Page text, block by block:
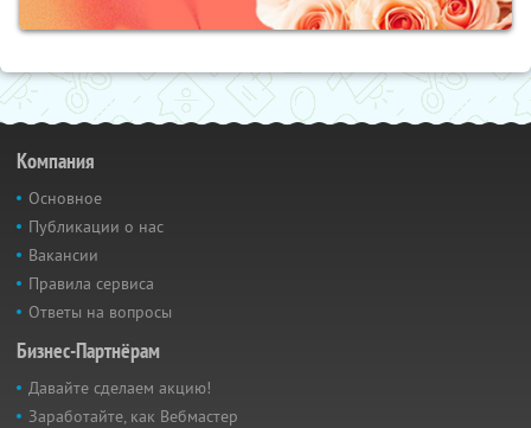
Компания
Основное
Публикации о нас
Вакансии
Правила сервиса
Ответы на вопросы
Бизнес-Партнёрам
Давайте сделаем акцию!
Заработайте, как Вебмастер